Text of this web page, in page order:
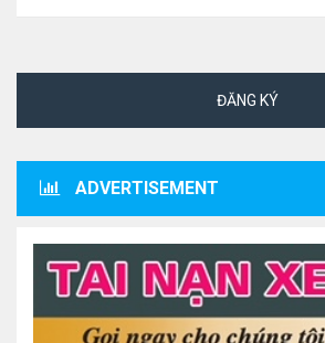
ĐĂNG KÝ
ADVERTISEMENT